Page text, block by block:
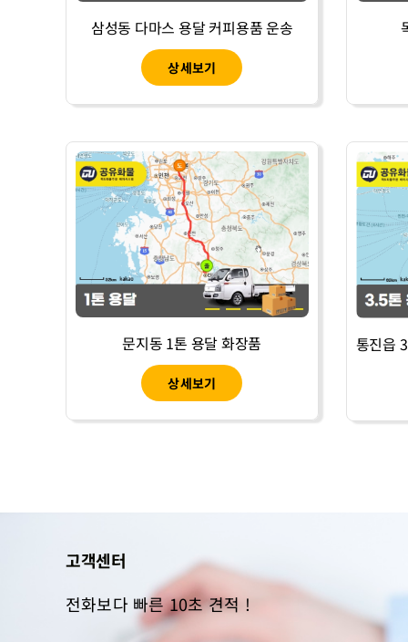
삼성동 다마스 용달 커피용품 운송
상세보기
문지동 1톤 용달 화장품
상세보기
고객센터
전화보다 빠른 10초 견적 !